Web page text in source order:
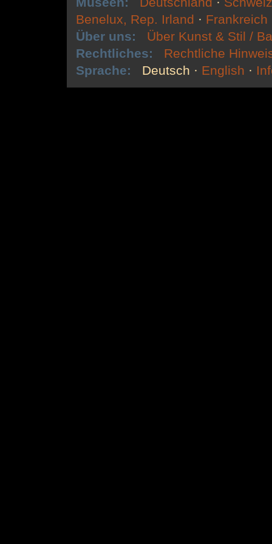
Benelux, Rep. Irland · Frankreich
Über uns:
Über Kunst & Stil /
Rechtliches:
Rechtliche
Sprache:
Deutsch · English ·